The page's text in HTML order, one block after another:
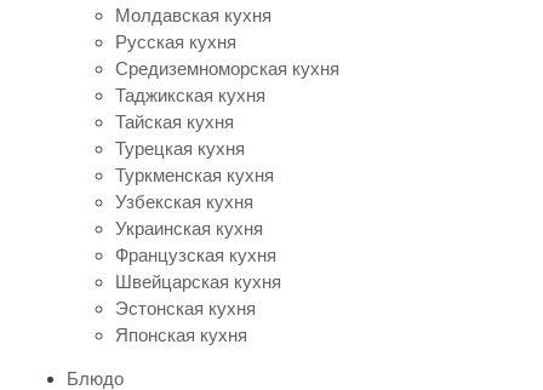
Молдавская кухня
Русская кухня
Средиземноморская кухня
Таджикская кухня
Тайская кухня
Турецкая кухня
Туркменская кухня
Узбекская кухня
Украинская кухня
Французская кухня
Швейцарская кухня
Эстонская кухня
Японская кухня
Блюдо